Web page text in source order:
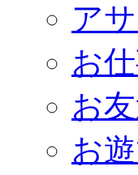
ア
お仕
お
お